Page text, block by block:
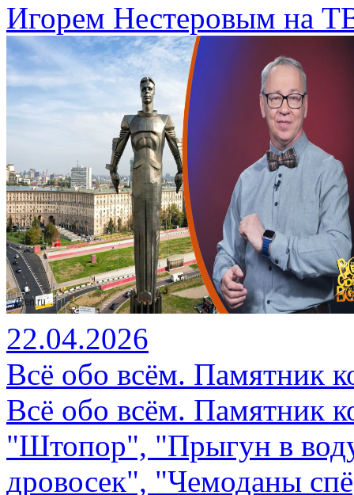
Игорем Нестеровым на
22.04.2026
Всё обо всём. Памятник
Всё обо всём. Памятник
"Штопор", "Прыгун в
дровосек", "Чемоданы